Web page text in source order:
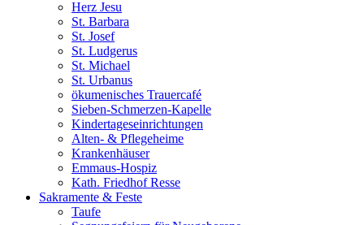
Herz Jesu
St. Barbara
St. Josef
St. Ludgerus
St. Michael
St. Urbanus
ökumenisches Trauercafé
Sieben-Schmerzen-Kapelle
Kindertageseinrichtungen
Alten- & Pflegeheime
Krankenhäuser
Emmaus-Hospiz
Kath. Friedhof Resse
Sakramente & Feste
Taufe